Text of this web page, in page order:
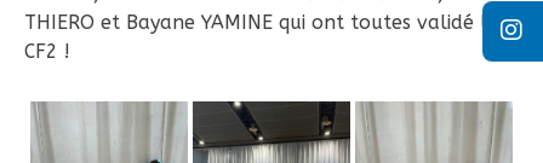
THIERO et Bayane YAMINE qui ont toutes validé leur
CF2 !